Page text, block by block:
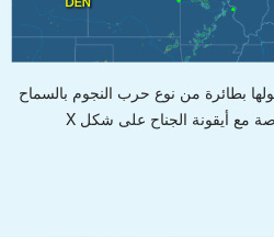
بطائرة من نوع حرب النجوم بالسماح
للمستخدمين بمتابعة الطائرة الخاصة مع أيقونة الجناح على شكل X